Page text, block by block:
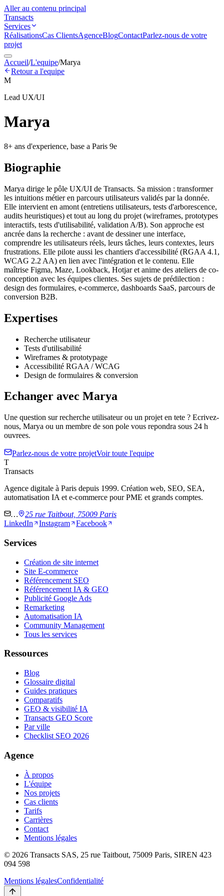
Aller au contenu principal
Transacts
Services
RéalisationsCas ClientsAgenceBlogContactParlez-nous de votre
projet
Accueil/L'equipe/Marya
Retour a l'equipe
M
Lead UX/UI
Marya
8+ ans d'experience, base a Paris 9e
Biographie
Marya dirige le pôle UX/UI de Transacts. Sa mission : transformer
les intuitions métier en parcours utilisateurs validés par la donnée.
Elle intervient en amont (entretiens utilisateurs, tests d'arborescence,
audits heuristiques) et tout au long du projet (wireframes, prototypes
interactifs, tests d'utilisabilité, validation A/B). Son approche est
ancrée dans la recherche : avant de dessiner une interface,
comprendre les utilisateurs réels, leurs tâches, leurs contextes, leurs
frustrations. Elle pilote aussi les chantiers d'accessibilité (RGAA 4.1,
WCAG 2.2 AA) en lien avec l'intégration et le contenu. Elle
maîtrise Figma, Maze, Lookback, Hotjar et anime des ateliers de co-
conception avec les équipes clientes. Ses sujets de prédilection :
design des formulaires, e-commerce, dashboards SaaS, parcours de
conversion B2B.
Expertises
Recherche utilisateur
Tests d'utilisabilité
Wireframes & prototypage
Accessibilité RGAA / WCAG
Design de formulaires & conversion
Echanger avec Marya
Une question surrecherche utilisateurou un projet en tete ? Ecrivez-
nous, Marya ou un membre de son pole vous repondra sous 24 h
ouvrees.
Parlez-nous de votre projetVoir toute l'equipe
T
Transacts
Agence digitale à Paris depuis 1999. Création web, SEO, SEA,
automatisation IA et e-commerce pour PME et grands comptes.
…
25 rue Taitbout, 75009 Paris
LinkedIn
Instagram Facebook
Services
Création de site internet
Site E-commerce
Référencement SEO
Référencement IA & GEO
Publicité Google Ads
Remarketing
Automatisation IA
Community Management
Tous les services
Ressources
Blog
Glossaire digital
Guides pratiques
Comparatifs
GEO & visibilité IA
Transacts GEO Score
Par ville
Checklist SEO 2026
Agence
À propos
L'équipe
Nos projets
Cas clients
Tarifs
Carrières
Contact
Mentions légales
© 2026 Transacts SAS, 25 rue Taitbout, 75009 Paris, SIREN 423
094 598
Mentions légalesConfidentialité